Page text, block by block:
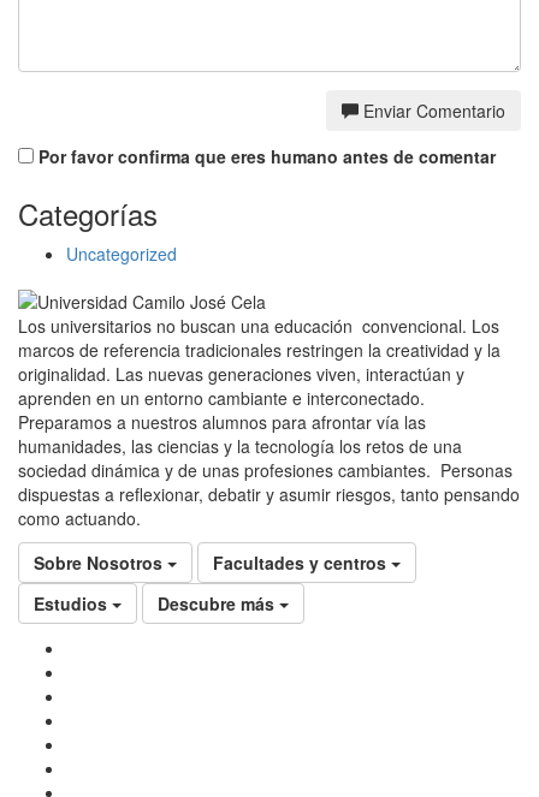
Enviar Comentario
Por favor confirma que eres humano antes de comentar
Categorías
Uncategorized
Los universitarios no buscan una educación convencional. Los
marcos de referencia tradicionales restringen la creatividad y la
originalidad. Las nuevas generaciones viven, interactúan y
aprenden en un entorno cambiante e interconectado.
Preparamos a nuestros alumnos para afrontar vía las
humanidades, las ciencias y la tecnología los retos de una
sociedad dinámica y de unas profesiones cambiantes. Personas
dispuestas a reflexionar, debatir y asumir riesgos, tanto pensando
como actuando.
Sobre Nosotros
Facultades y centros
Estudios
Descubre más